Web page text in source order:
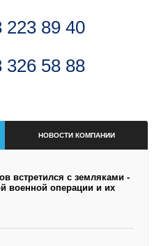
223 89 40
326 58 88
НОВОСТИ КОМПАНИИ
встретился с земляками -
военной операции и их